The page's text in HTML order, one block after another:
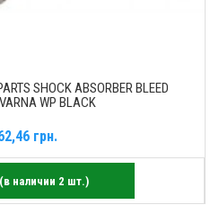
SHOCK ABSORBER BLEED
WP BLACK
грн.
(в наличии 2 шт.)